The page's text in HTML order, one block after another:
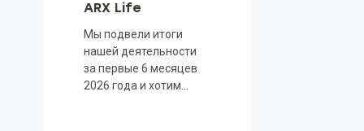
ARX Life
Мы подвели итоги
нашей деятельности
за первые 6 месяцев
2026 года и хотим